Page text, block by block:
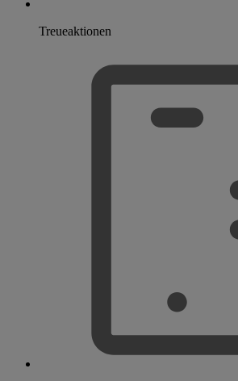
Treueaktionen